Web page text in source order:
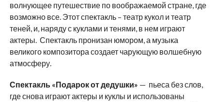
волнующее путешествие по воображаемой стране, где
возможно все. Этот спектакль – театр кукол и театр
теней, и, наряду с куклами и тенями, в нем играют
актеры. Спектакль пронизан юмором, а музыка
великого композитора создает чарующую волшебную
атмосферу.
Спектакль «Подарок от дедушки» — пьеса без слов,
где снова играют актеры и куклы и использованы